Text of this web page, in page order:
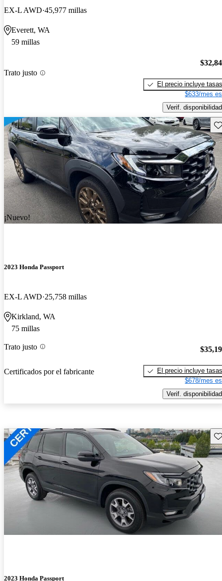
EX-L AWD 45,977 millas
Everett, WA
59 millas
Trato justo
El precio incluye tasas
$633/mes
Verif. disponibilidad
¡Nuevo!
2023 Honda Passport
EX-L AWD 25,758 millas
Kirkland, WA
75 millas
Trato justo
Certificados por el fabricante
El precio incluye tasas
$678/mes
Verif. disponibilidad
2023 Honda Passport